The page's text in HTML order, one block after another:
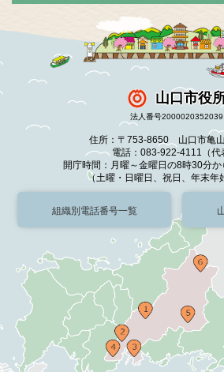
山口市役
法人番号2000020352039
住所：〒753-8650 山口市亀
電話：083-922-4111（代
開庁時間：月曜～金曜日の8時30分
（土曜・日曜日、祝日、年末年
組織別電話番号一覧